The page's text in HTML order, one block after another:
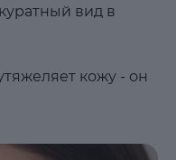
вид в
кожу - он